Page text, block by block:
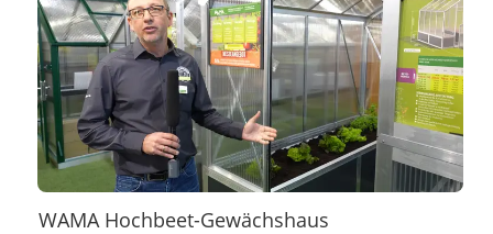
WAMA Hochbeet-Gewächshaus